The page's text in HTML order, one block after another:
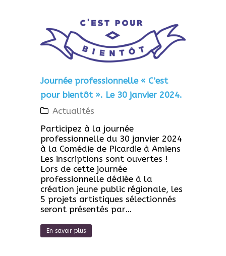
Journée professionnelle « C’est
pour bientôt ». Le 30 janvier 2024.
Actualités
Participez à la journée
professionnelle du 30 janvier 2024
à la Comédie de Picardie à Amiens
Les inscriptions sont ouvertes !
Lors de cette journée
professionnelle dédiée à la
création jeune public régionale, les
5 projets artistiques sélectionnés
seront présentés par…
En savoir plus